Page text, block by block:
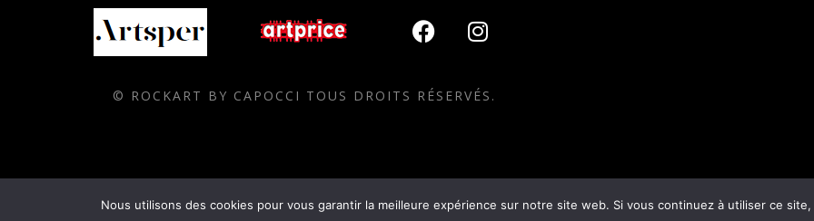
© ROCKART BY CAPOCCI TOUS DROITS RÉSERVÉS.
Nous utilisons des cookies pour vous garantir la meilleure expérience sur notre site web. Si vous continuez à utiliser ce